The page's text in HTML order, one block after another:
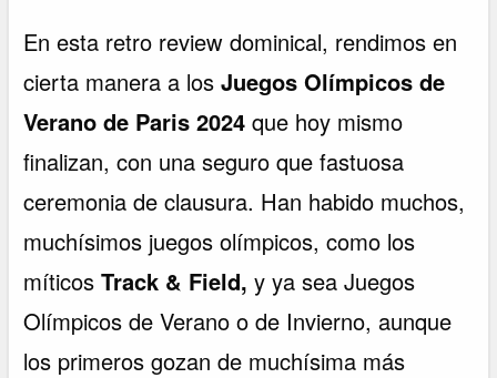
En esta retro review dominical, rendimos en
cierta manera a losJuegos Olímpicos de
Verano de Paris 2024 que hoy mismo
finalizan, con una seguro que fastuosa
ceremonia de clausura. Han habido muchos,
muchísimos juegos olímpicos, como los
míticosTrack & Field,y ya sea Juegos
Olímpicos de Verano o de Invierno, aunque
los primeros gozan de muchísima más